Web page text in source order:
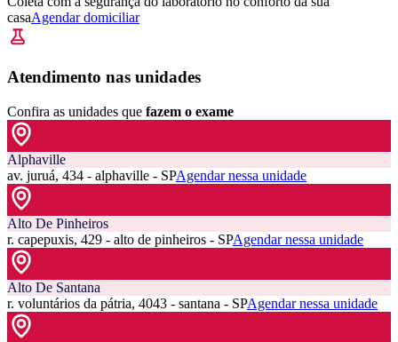
casaAgendar domiciliar
Atendimento nas unidades
Confira as unidades que fazem o exame
Alphaville
av. juruá, 434 - alphaville - SPAgendar nessa unidade
Alto De Pinheiros
r. capepuxis, 429 - alto de pinheiros - SPAgendar nessa unidade
Alto De Santana
r. voluntários da pátria, 4043 - santana - SPAgendar nessa unidade